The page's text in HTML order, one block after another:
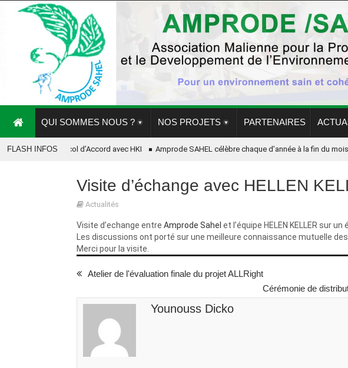
QUI SOMMES NOUS ? NOS PROJETS PARTENAIRES
FLASH INFOS
de Protocol d’Accord avec HKI Amprode SAHEL célèbre chaque d’année à la fin du
des kits scolaires aux enfants par AMPRODE Sahel a GAO
Visite d’échange avec HELLEN
Actualités
Visite d’echange entre Amprode Sahel et l’équipe HELEN KELLER sur
Les discussions ont porté sur une meilleure connaissance mutuelle
Merci pour la visite.
Atelier de l'évaluation finale du projet ALLRight
Cérémonie de
Younouss Dicko